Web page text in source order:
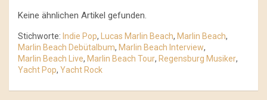
Keine ähnlichen Artikel gefunden.
Stichworte: Indie Pop, Lucas Marlin Beach, Marlin Beach,
Marlin Beach Debütalbum, Marlin Beach Interview,
Marlin Beach Live, Marlin Beach Tour, Regensburg Musiker,
Yacht Pop, Yacht Rock